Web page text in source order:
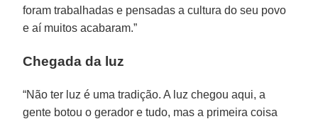
foram trabalhadas e pensadas a cultura do seu povo
e aí muitos acabaram.”
Chegada da luz
“Não ter luz é uma tradição. A luz chegou aqui, a
gente botou o gerador e tudo, mas a primeira coisa